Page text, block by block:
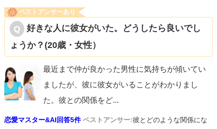
ベストアンサーあり
好きな人に彼女がいた。どうしたら良いでし
ょうか？(20歳・女性）
最近まで仲が良かった男性に気持ちが傾いてい
ましたが、彼に彼女がいることがわかりまし
た。彼との関係をど...
恋愛マスター&AI回答5件 ベストアンサー:彼とどのような関係にな